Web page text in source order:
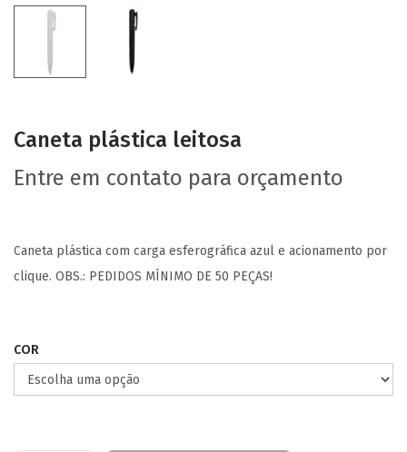
Caneta plástica leitosa
Entre em contato para orçamento
Caneta plástica com carga esferográfica azul e acionamento por
clique. OBS.: PEDIDOS MÍNIMO DE 50 PEÇAS!
COR